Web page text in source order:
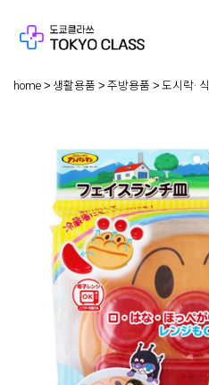
home 생활용품 주방용품 도시락·